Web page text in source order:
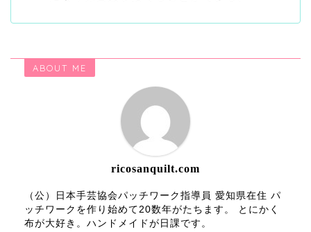
ABOUT ME
ricosanquilt.com
（公）日本手芸協会パッチワーク指導員 愛知県在住 パ
ッチワークを作り始めて20数年がたちます。 とにかく
布が大好き。ハンドメイドが日課です。